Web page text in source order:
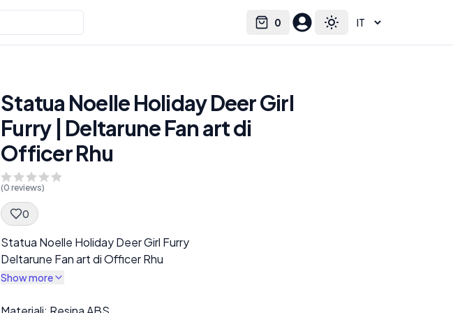
0
Cart Toggle theme
Select language
Statua Noelle Holiday Deer Girl
Furry | Deltarune Fan art di
Officer Rhu
(0 reviews)
0
Spec Description
Statua Noelle Holiday Deer Girl Furry
Deltarune Fan art di Officer Rhu
Show more
Description